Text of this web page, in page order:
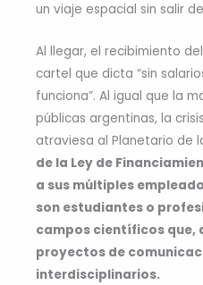
un viaje espacial sin salir
Al llegar, el recibimiento
cartel que dicta “sin
funciona”. Al igual que la
públicas argentinas, la
atraviesa al Planetario de la
de la Ley de
a sus múltiples
son estudiantes o
campos científicos que,
proyectos de
interdisciplinarios.